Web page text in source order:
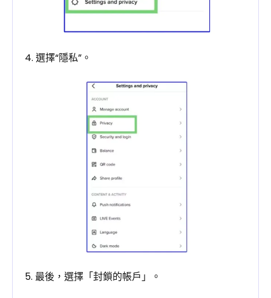
4. 選擇“隱私”。
5. 最後，選擇「封鎖的帳戶」。